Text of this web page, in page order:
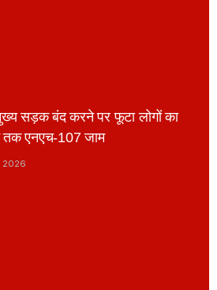
सड़क बंद करने पर फूटा लोगों का
तक एनएच-107 जाम
2026